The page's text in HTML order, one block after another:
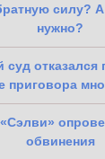
силу?
нужно?
отказался
приговора
обвинения